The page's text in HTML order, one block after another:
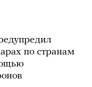
по странам